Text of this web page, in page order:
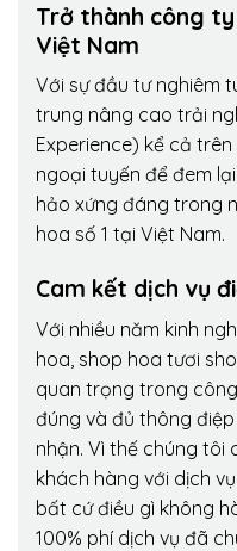
Trở thành công
Việt Nam
Với sự đầu tư nghiêm
trung nâng cao trải
Experience) kể cả
ngoại tuyến để đem
hảo xứng đáng trong
hoa số 1 tại Việt Nam.
Cam kết dịch vụ
Với nhiều năm kinh
hoa, shop hoa tươi
quan trọng trong
đúng và đủ thông
nhận. Vì thế chúng tôi
khách hàng với dịch
bất cứ điều gì không
100% phí dịch vụ đã